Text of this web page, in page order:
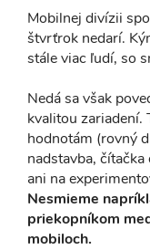
Mobilnej divízii
štvrťrok nedarí.
stále viac ľudí, so
Nedá sa však
kvalitou zariadení.
hodnotám (rovný
nadstavba,
ani na
Nesmieme
priekopníkom
mobiloch.